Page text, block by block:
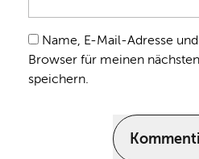
Name, E-Mail-Adresse
Browser für meinen
speichern.